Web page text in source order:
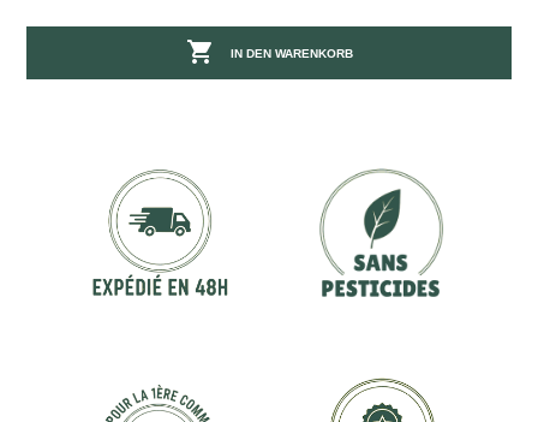
 IN DEN WARENKORB